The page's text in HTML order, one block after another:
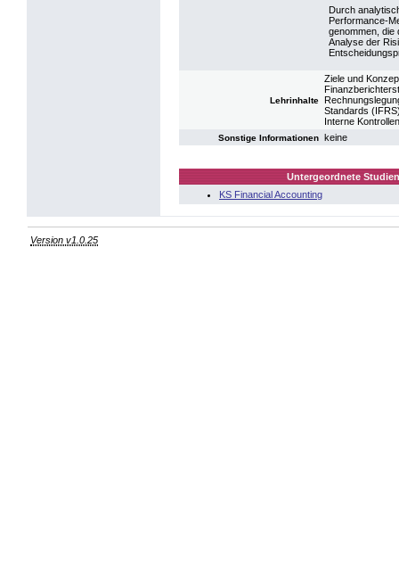
Durch
Performance-
genommen, die
Analyse der
Lehrinhalte
Ziele und
Standards
Interne
Sonstige Informationen keine
Untergeordnete
KS Financial Accounting
Version v1.0.25